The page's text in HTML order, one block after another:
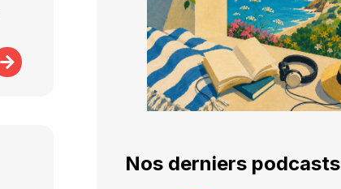
Nos derniers podcasts